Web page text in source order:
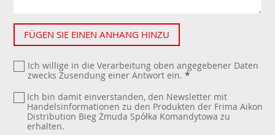
FÜGEN SIE EINEN ANHANG HINZU
Ich willige in die Verarbeitung oben angegebener Daten
zwecks Zusendung einer Antwort ein. *
Ich bin damit einverstanden, den Newsletter mit
Handelsinformationen zu den Produkten der Frima Aikon
Distribution Bieg Żmuda Spółka Komandytowa zu
erhalten.